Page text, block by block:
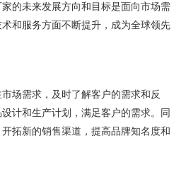
的未来发展方向和目标是面向市场需
和服务方面不断提升，成为全球领先
场需求，及时了解客户的需求和反
计和生产计划，满足客户的需求。同
拓新的销售渠道，提高品牌知名度和